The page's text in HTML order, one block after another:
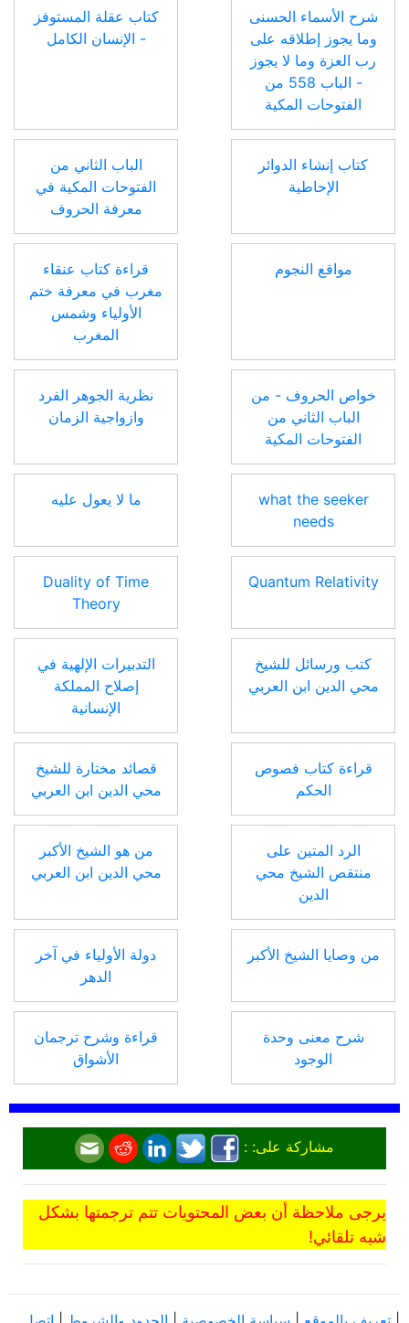
شرح الأسماء الحسنى
وما يجوز إطلاقه على
رب العزة وما لا يجوز
- الباب 558 من
الفتوحات المكية
كتاب عقلة المستوفز
- الإنسان الكامل
كتاب إنشاء الدوائر
الإحاطية
الباب الثاني من
الفتوحات المكية في
معرفة الحروف
مواقع النجوم
قراءة كتاب عنقاء
مغرب في معرفة ختم
الأولياء وشمس
المغرب
خواص الحروف - من
الباب الثاني من
الفتوحات المكية
نظرية الجوهر الفرد
وازواجية الزمان
what the seeker
needs
ما لا يعول عليه
Quantum Relativity
Duality of Time
Theory
كتب ورسائل للشيخ
محي الدين ابن العربي
التدبيرات الإلهية في
إصلاح المملكة
الإنسانية
قراءة كتاب فصوص
الحكم
قصائد مختارة للشيخ
محي الدين ابن العربي
الرد المتين على
منتقص الشيخ محي
الدين
من هو الشيخ الأكبر
محي الدين ابن العربي
من وصايا الشيخ الأكبر
دولة الأولياء في آخر
الدهر
شرح معنى وحدة
الوجود
قراءة وشرح ترجمان
الأشواق
مشاركة على: :
يرجى ملاحظة أن بعض المحتويات تتم ترجمتها بشكل
شبه تلقائي!